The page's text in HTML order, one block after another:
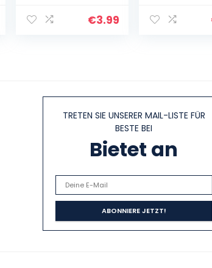
Topftrenner, €3.99
i468.550, 3-
TRETEN SIE UNSERER MAIL-LISTE FÜR
BESTE BEI
Bietet an